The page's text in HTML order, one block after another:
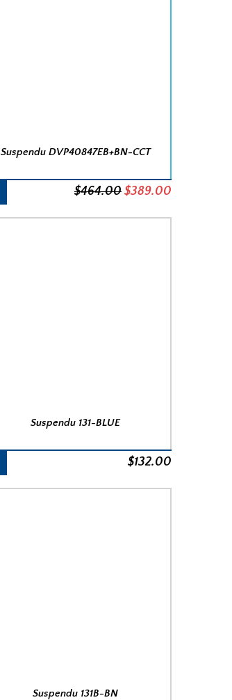
Suspendu DVP40847EB+BN-CCT
$464.00 Le
$389.00Le
Suspendu 131-BLUE
$132.00
Suspendu 131B-BN